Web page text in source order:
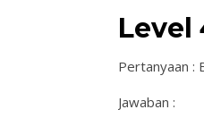
Level
Pertanyaan :
Jawaban :